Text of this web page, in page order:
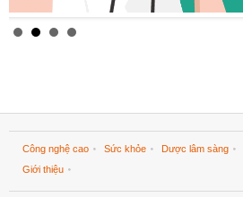
Công nghệ cao Sức khỏe Dược lâm sàng
Giới thiệu